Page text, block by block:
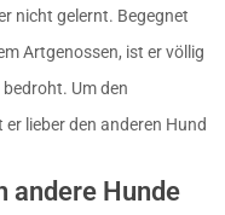
nicht gelernt. Begegnet
Artgenossen, ist er völlig
Um den
lieber den anderen Hund
andere Hunde